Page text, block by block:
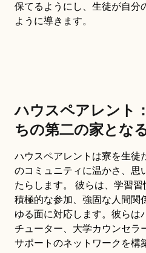
保てるようにし、生徒が自分
ように導きます。
ハウスペアレント
ちの第二の家とな
ハウスペアレントは寮を生徒
のコミュニティに温かさ、思
たらします。 彼らは、学習
積極的な参加、強固な人間関
ゆる面に対応します。彼らは
チューター、大学カウンセラ
サポートのネットワークを構